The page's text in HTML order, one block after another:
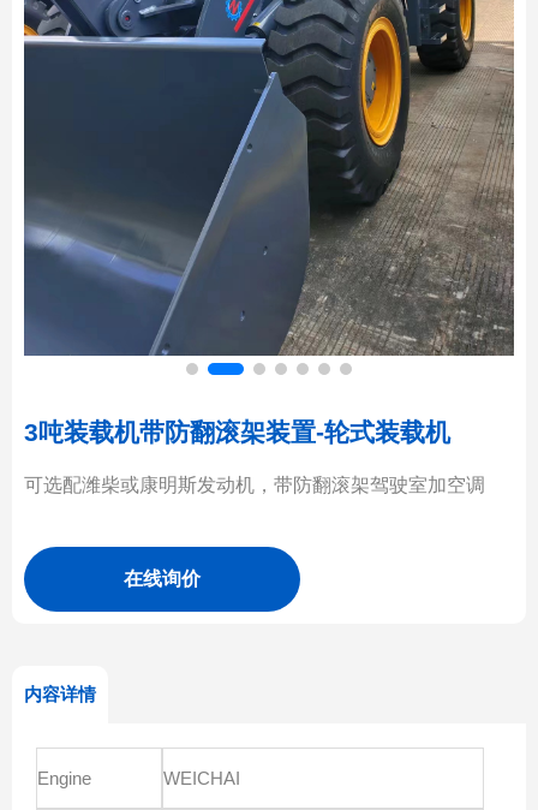
3吨装载机带防翻滚架装置-轮式装载机
可选配潍柴或康明斯发动机，带防翻滚架驾驶室加空调
在线询价
内容详情
Engine WEICHAI